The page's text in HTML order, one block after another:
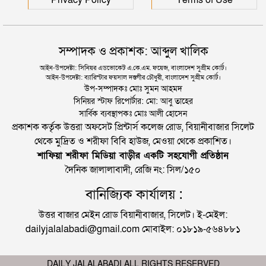
সম্পাদক ও প্রকাশক: আব্দুল খালিক
আইন-উপদেষ্টা: সিনিয়র এডভোকেট এ.কে.এম. ফয়েজ, বাংলাদেশ সুপ্রীম কোর্ট।
আইন-উপদেষ্টা: ব্যারিস্টার ফয়সাল দস্তগীর চৌধুরী, বাংলাদেশ সুপ্রীম কোর্ট।
উপ-সম্পাদকঃ মোঃ সুমন আহমদ
সিনিয়র স্টাফ রিপোর্টার: মো: আবু তাহের
সার্বিক ব্যবস্থাপকঃ মোঃ আলী হোসেন
প্রকাশক কর্তৃক উত্তরা অফসেট প্রিন্টার্স কলেজ রোড, বিয়ানীবাজার সিলেট
থেকে মুদ্রিত ও শরীফা বিবি হাউজ, মেওয়া থেকে প্রকাশিত।
শাফিয়া শরীফা মিডিয়া বাড়ীর একটি সহযোগী প্রতিষ্ঠান
দৈনিক জালালাবাদী, রেজি নং: সিল/১৫০
বানিজ্যিক কার্যালয় :
উত্তর বাজার মেইন রোড বিয়ানীবাজার, সিলেট। ই-মেইল:
dailyjalalabadi@gmail.com মোবাইল: ০১৮১৯-৫৬৪৮৮১